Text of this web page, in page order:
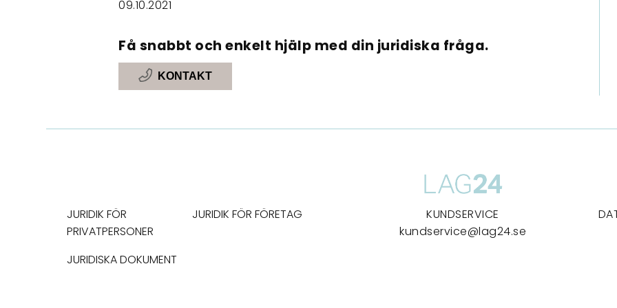
09.10.2021
Få snabbt och enkelt hjälp med din juridiska fråga.
KONTAKT
JURIDIK FÖR
PRIVATPERSONER
JURIDIK FÖR FÖRETAG
JURIDISKA DOKUMENT
KUNDSERVICE
kundservice@lag24.se